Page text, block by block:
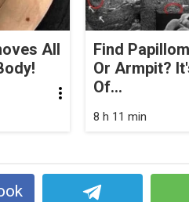
All
Find
Or Armpit?
Of...
8 h 11 min